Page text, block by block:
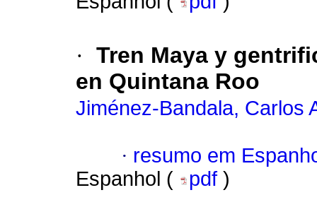
· Tren Maya y
en Quintana Roo
Jiménez-Bandala, Carlos
· resumo em
Espanhol (
pdf )